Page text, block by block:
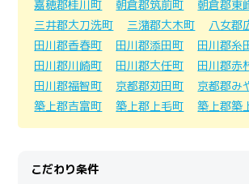
嘉穂郡桂川町
朝倉郡筑前町
朝倉郡東
三井郡大刀洗町
三潴郡大木町
八女郡
田川郡香春町
田川郡添田町
田川郡糸
田川郡川崎町
田川郡大任町
田川郡赤
田川郡福智町
京都郡苅田町
京都郡み
築上郡吉富町
築上郡上毛町 築上郡築
こだわり条件